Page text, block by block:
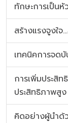
ทักษะการเป็น
สร้างแรงจูงใจ
เทคนิคการจด
การเพิ่มประสิ
ประสิทธิภาพสูง
คิดอย่างผู้นำ